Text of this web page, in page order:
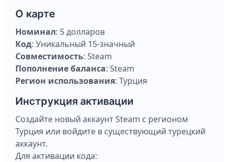
О карте
Номинал: 5 долларов
Код: Уникальный 15-значный
Совместимость: Steam
Пополнение баланса: Steam
Регион использования: Турция
Инструкция активации
Создайте новый аккаунт Steam с регионом
Турция или войдите в существующий турецкий
аккаунт.
Для активации кода: